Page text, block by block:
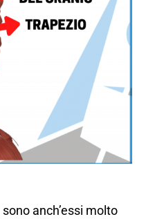
sono anch’essi molto